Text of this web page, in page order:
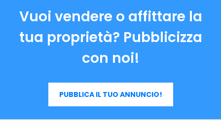
Vuoi vendere o affittare la
tua proprietà? Pubblicizza
con noi!
PUBBLICA IL TUO ANNUNCIO!